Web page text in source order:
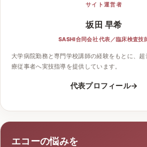
サイト運営者
坂田 早希
SASHI合同会社 代表／臨床検査技
大学病院勤務と専門学校講師の経験をもとに、
療従事者へ実技指導を提供しています。
代表プロフィール
エコーの悩みを